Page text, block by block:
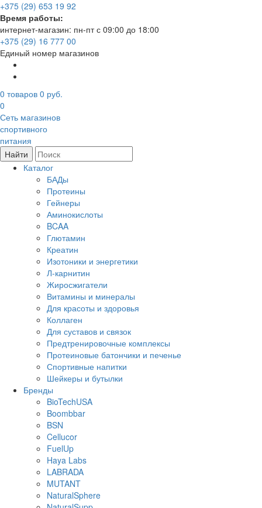
+375 (29) 653 19 92
Время работы:
интернет-магазин: пн-пт с 09:00 до 18:00
+375 (29) 16 777 00
Единый номер магазинов
0 товаров 0 руб.
0
Сеть магазинов
спортивного
питания
Найти
Каталог
БАДы
Протеины
Гейнеры
Аминокислоты
BCAA
Глютамин
Креатин
Изотоники и энергетики
Л-карнитин
Жиросжигатели
Витамины и минералы
Для красоты и здоровья
Коллаген
Для суставов и связок
Предтренировочные комплексы
Протеиновые батончики и печенье
Спортивные напитки
Шейкеры и бутылки
Бренды
BioTechUSA
Boombbar
BSN
Cellucor
FuelUp
Haya Labs
LABRADA
MUTANT
NaturalSphere